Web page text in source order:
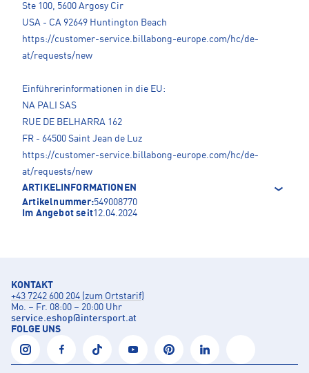
Ste 100, 5600 Argosy Cir
USA - CA 92649 Huntington Beach
https://customer-service.billabong-europe.com/hc/de-
at/requests/new
Einführerinformationen in die EU:
NA PALI SAS
RUE DE BELHARRA 162
FR - 64500 Saint Jean de Luz
https://customer-service.billabong-europe.com/hc/de-
at/requests/new
ARTIKELINFORMATIONEN
Artikelnummer:549008770
Im Angebot seit12.04.2024
KONTAKT
+43 7242 600 204 (zum Ortstarif)
Mo. – Fr. 08:00 – 20:00 Uhr
service.eshop@intersport.at
FOLGE UNS